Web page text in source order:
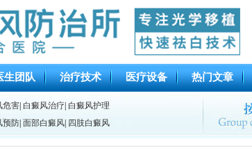
生团队 治疗技术 医疗设备 热门文章
危害 白癜风治疗 白癜风护理
预防 面部白癜风 四肢白癜风